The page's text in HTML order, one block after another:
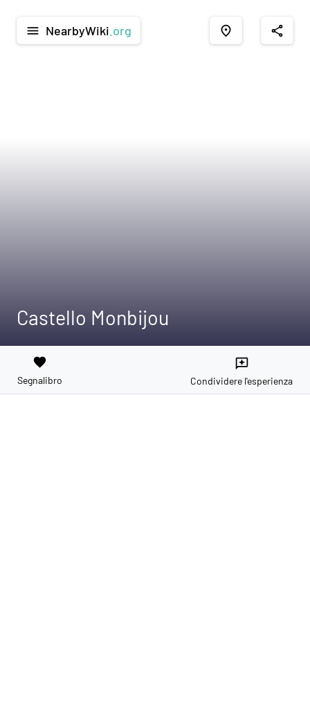
menu NearbyWiki .org place share
Castello Monbijou
favorite
Segnalibro
reviews
Condividere l'esperienza